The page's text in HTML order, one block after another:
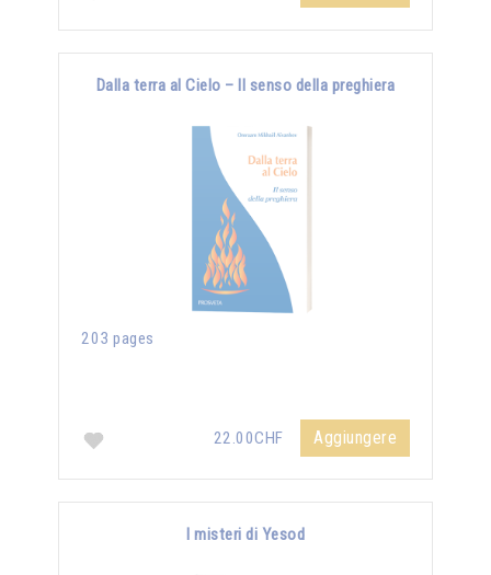
Dalla terra al Cielo – Il senso della preghiera
203 pages
22.00CHF Aggiungere
I misteri di Yesod